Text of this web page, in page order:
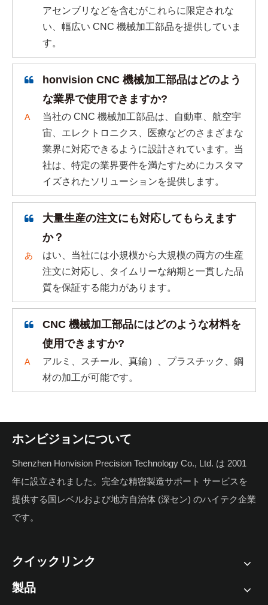
アセンブリなどを含むがこれらに限定されな
い、幅広い CNC 機械加工部品を提供していま
す。
honvision CNC 機械加工部品はどのよう
な業界で使用できますか?
A
当社の CNC 機械加工部品は、自動車、航空宇
宙、エレクトロニクス、医療などのさまざまな
業界に対応できるように設計されています。当
社は、特定の業界要件を満たすためにカスタマ
イズされたソリューションを提供します。
大量生産の注文にも対応してもらえます
か？
あ
はい、当社には小規模から大規模の両方の生産
注文に対応し、タイムリーな納期と一貫した品
質を保証する能力があります。
CNC 機械加工部品にはどのような材料を
使用できますか?
A
アルミ、スチール、真鍮）、プラスチック、鋼
材の加工が可能です。
ホンビジョンについて
Shenzhen Honvision Precision Technology Co., Ltd. は 2001
年に設立されました。完全な精密製造サポート サービスを
提供する国レベルおよび地方自治体 (深セン) のハイテク企業
です。
クイックリンク
製品